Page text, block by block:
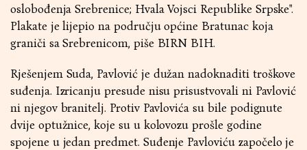
oslobođenja Srebrenice; Hvala Vojsci Republike Srpske".
Plakate je lijepio na području općine Bratunac koja
graniči sa Srebrenicom, piše BIRN BIH.
Rješenjem Suda, Pavlović je dužan nadoknaditi troškove
suđenja. Izricanju presude nisu prisustvovali ni Pavlović
ni njegov branitelj. Protiv Pavlovića su bile podignute
dvije optužnice, koje su u kolovozu prošle godine
spojene u jedan predmet. Suđenje Pavloviću započelo je